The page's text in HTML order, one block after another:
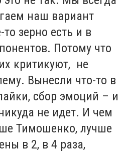
наш вариант
зерно есть и в
Потому что
критикуют, не
Вынесли что-то в
сбор эмоций – и
не идет. И чем
Тимошенко, лучше
в 2, в 4 раза,